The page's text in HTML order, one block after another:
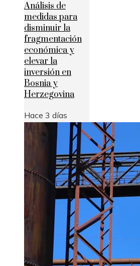
Análisis de
medidas para
disminuir la
fragmentación
económica y
elevar la
inversión en
Bosnia y
Herzegovina
Hace 3 días